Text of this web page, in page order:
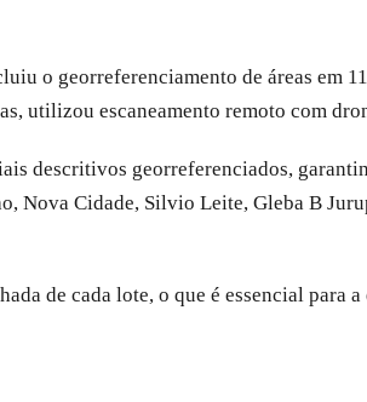
o georreferenciamento de áreas em
utilizou escaneamento remoto com
descritivos georreferenciados,
Nova Cidade, Silvio Leite, Gleba B
de cada lote, o que é essencial